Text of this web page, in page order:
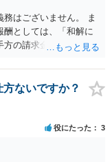
はございません。 ま
としては、「和解に
方の請求金額からの減
あり得ます。 なお、判
報酬が低いということ
であっても判決であっ
いように思いま
拝見しないことにはご
く契約書を元に他の
ないですか？
役にたった 3